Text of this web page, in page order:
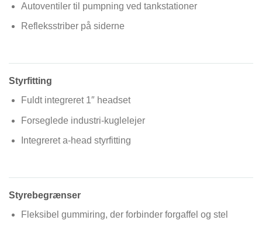
Autoventiler til pumpning ved tankstationer
Refleksstriber på siderne
Styrfitting
Fuldt integreret 1″ headset
Forseglede industri-kuglelejer
Integreret a-head styrfitting
Styrebegrænser
Fleksibel gummiring, der forbinder forgaffel og stel